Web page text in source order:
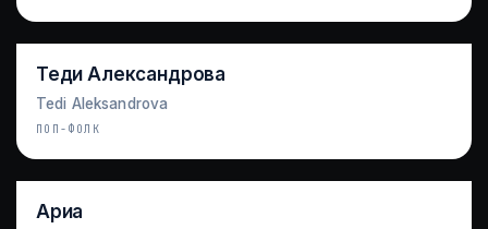
Теди Александрова
Tedi Aleksandrova
ПОП-ФОЛК
Ариа